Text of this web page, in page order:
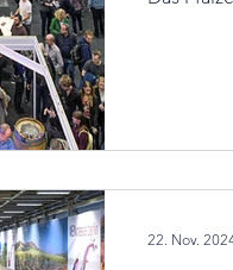
22. Nov.